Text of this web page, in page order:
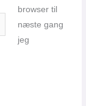
browser til
næste gang
jeg